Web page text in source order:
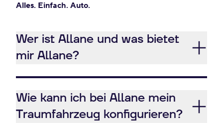
Alles. Einfach. Auto.
Wer ist Allane und was bietet
mir Allane?
Wie kann ich bei Allane mein
Traumfahrzeug konfigurieren?